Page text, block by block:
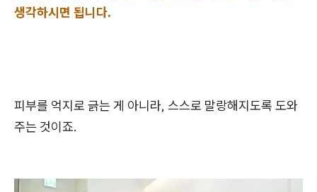
생각하시면 됩니다.
피부를 억지로 긁는 게 아니라, 스스로 말랑해지도록 도와
주는 것이죠.